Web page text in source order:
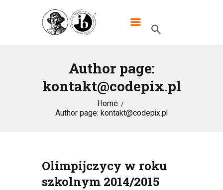
Author page:
kontakt@codepix.pl
Home
Author page: kontakt@codepix.pl
XXXIII LO DWUJĘZYCZNE IM.
MIKOŁAJA KOPERNIKA W
WARSZAWIE
HOME
SZKOŁA
KANDYDACI
RODZICE
Olimpijczycy w roku
szkolnym 2014/2015